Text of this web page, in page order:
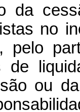
da
no
pelo
de
ou